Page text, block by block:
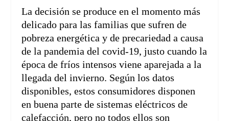
La decisión se produce en el momento más
delicado para las familias que sufren de
pobreza energética y de precariedad a causa
de la pandemia del covid-19, justo cuando la
época de fríos intensos viene aparejada a la
llegada del invierno. Según los datos
disponibles, estos consumidores disponen
en buena parte de sistemas eléctricos de
calefacción, pero no todos ellos son